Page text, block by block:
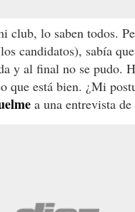
club, lo saben todos.
candidatos), sabía
y al final no se pudo.
que está bien. ¿Mi
a una entrevista